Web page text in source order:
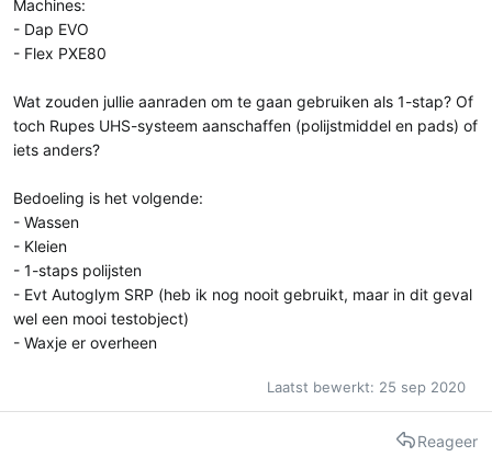
Machines:
- Dap EVO
- Flex PXE80
Wat zouden jullie aanraden om te gaan gebruiken als 1-stap? Of
toch Rupes UHS-systeem aanschaffen (polijstmiddel en pads) of
iets anders?
Bedoeling is het volgende:
- Wassen
- Kleien
- 1-staps polijsten
- Evt Autoglym SRP (heb ik nog nooit gebruikt, maar in dit geval
wel een mooi testobject)
- Waxje er overheen
Laatst bewerkt: 25 sep 2020
Reageer